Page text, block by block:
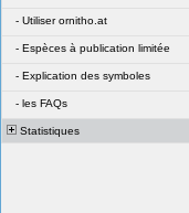
- Utiliser ornitho.at
- Espèces à publication limitée
- Explication des symboles
- les FAQs
Statistiques